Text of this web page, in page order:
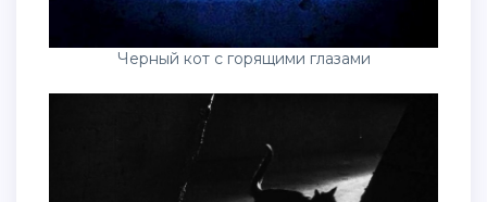
Черный кот с горящими глазами